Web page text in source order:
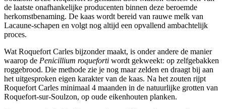
de laatste onafhankelijke producenten binnen deze beroemde
herkomstbenaming. De kaas wordt bereid van rauwe melk van
Lacaune-schapen en volgt nog altijd een opvallend ambachtelijk
proces.
Wat Roquefort Carles bijzonder maakt, is onder andere de manier
waarop de Penicillium roqueforti wordt gekweekt: op zelfgebakken
roggebrood. Die methode zie je nog maar zelden en draagt bij aan
het uitgesproken eigen karakter van de kaas. Na het zouten rijpt
Roquefort Carles minimaal 4 maanden in de natuurlijke grotten van
Roquefort-sur-Soulzon, op oude eikenhouten planken.